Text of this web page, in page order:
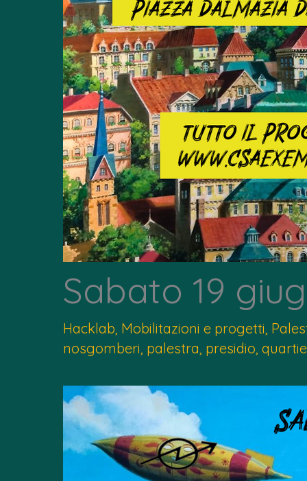
Sabato 19
Hacklab, Mobilitazioni e progetti,
nosgomberi, palestra, presidio,